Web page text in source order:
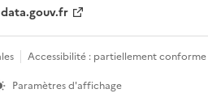
data.gouv.fr
Accessibilité : partiellement conforme
Paramètres d'affichage